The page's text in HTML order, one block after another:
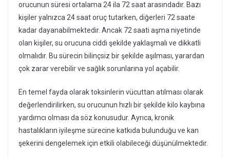
orucunun süresi ortalama 24 ila 72 saat arasındadır. Bazı
kişiler yalnızca 24 saat oruç tutarken, diğerleri 72 saate
kadar dayanabilmektedir. Ancak 72 saati aşma niyetinde
olan kişiler, su orucuna ciddi şekilde yaklaşmalı ve dikkatli
olmalıdır. Bu sürecin bilinçsiz bir şekilde aşılması, yarardan
çok zarar verebilir ve sağlık sorunlarına yol açabilir.
En temel fayda olarak toksinlerin vücuttan atılması olarak
değerlendirilirken, su orucunun hızlı bir şekilde kilo kaybına
yardımcı olması da söz konusudur. Ayrıca, kronik
hastalıkların iyileşme sürecine katkıda bulunduğu ve kan
şekerini dengelemek için etkili olabileceği düşünülmektedir.